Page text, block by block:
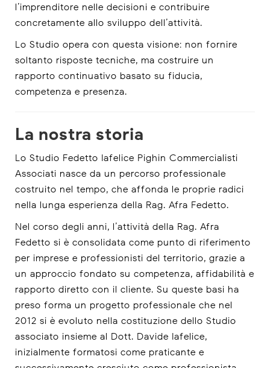
l’imprenditore nelle decisioni e contribuire
concretamente allo sviluppo dell’attività.
Lo Studio opera con questa visione: non fornire
soltanto risposte tecniche, ma costruire un
rapporto continuativo basato su fiducia,
competenza e presenza.
La nostra storia
Lo Studio Fedetto Iafelice Pighin Commercialisti
Associati nasce da un percorso professionale
costruito nel tempo, che affonda le proprie radici
nella lunga esperienza della Rag. Afra Fedetto.
Nel corso degli anni, l’attività della Rag. Afra
Fedetto si è consolidata come punto di riferimento
per imprese e professionisti del territorio, grazie a
un approccio fondato su competenza, affidabilità e
rapporto diretto con il cliente. Su queste basi ha
preso forma un progetto professionale che nel
2012 si è evoluto nella costituzione dello Studio
associato insieme al Dott. Davide Iafelice,
inizialmente formatosi come praticante e